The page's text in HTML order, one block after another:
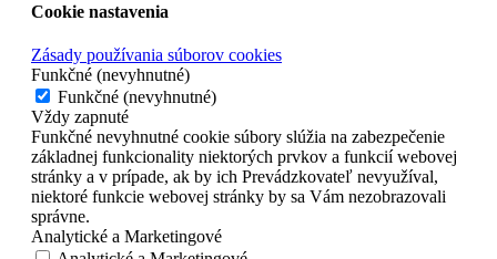
Cookie nastavenia
Zásady používania súborov cookies
Funkčné (nevyhnutné)
Funkčné (nevyhnutné)
Vždy zapnuté
Funkčné nevyhnutné cookie súbory slúžia na zabezpečenie
základnej funkcionality niektorých prvkov a funkcií webovej
stránky a v prípade, ak by ich Prevádzkovateľ nevyužíval,
niektoré funkcie webovej stránky by sa Vám nezobrazovali
správne.
Analytické a Marketingové